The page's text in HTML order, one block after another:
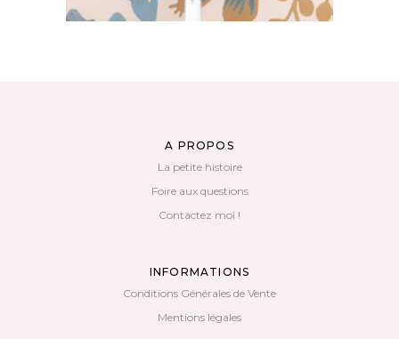
A PROPOS
La petite histoire
Foire aux questions
Contactez moi !
INFORMATIONS
Conditions Générales de Vente
Mentions légales